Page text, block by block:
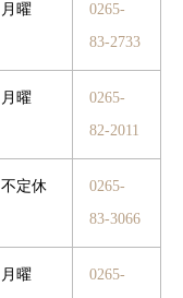
月曜
0265-
83-2733
月曜
0265-
82-2011
不定休
0265-
83-3066
月曜
0265-